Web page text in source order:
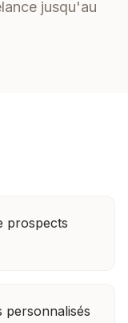
jusqu'au
prospects
personnalisés